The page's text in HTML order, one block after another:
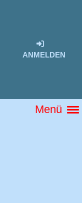
ANMELDEN
Menü